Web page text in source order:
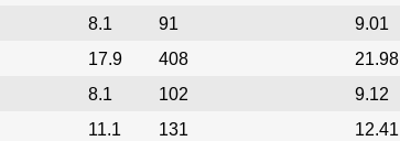
8.1 91 9.01
17.9 408 21.98
8.1 102 9.12
11.1 131 12.41